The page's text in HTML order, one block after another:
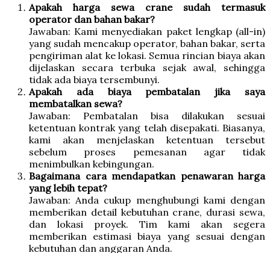
Apakah harga sewa crane sudah termasuk
operator dan bahan bakar?
Jawaban: Kami menyediakan paket lengkap (all-in)
yang sudah mencakup operator, bahan bakar, serta
pengiriman alat ke lokasi. Semua rincian biaya akan
dijelaskan secara terbuka sejak awal, sehingga
tidak ada biaya tersembunyi.
Apakah ada biaya pembatalan jika saya
membatalkan sewa?
Jawaban: Pembatalan bisa dilakukan sesuai
ketentuan kontrak yang telah disepakati. Biasanya,
kami akan menjelaskan ketentuan tersebut
sebelum proses pemesanan agar tidak
menimbulkan kebingungan.
Bagaimana cara mendapatkan penawaran harga
yang lebih tepat?
Jawaban: Anda cukup menghubungi kami dengan
memberikan detail kebutuhan crane, durasi sewa,
dan lokasi proyek. Tim kami akan segera
memberikan estimasi biaya yang sesuai dengan
kebutuhan dan anggaran Anda.